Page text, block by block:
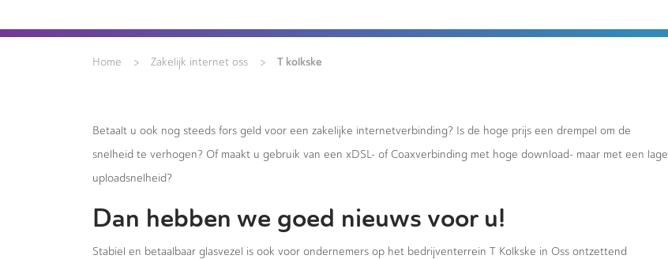
Home > Zakelijk internet oss > T kolkske
Betaalt u ook nog steeds fors geld voor een zakelijke internetverbinding? Is de hoge prijs een drempel om de
snelheid te verhogen? Of maakt u gebruik van een xDSL- of Coaxverbinding met hoge download- maar met een lage
uploadsnelheid?
Dan hebben we goed nieuws voor u!
Stabiel en betaalbaar glasvezel is ook voor ondernemers op het bedrijventerrein T Kolkske in Oss ontzettend